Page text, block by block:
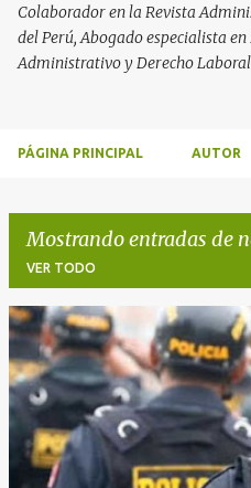
Colaborador en la Revista
del Perú, Abogado especialista en
Administrativo y Derecho
PÁGINA PRINCIPAL AUTOR
Mostrando entradas de
VER TODO
E
n
t
r
a